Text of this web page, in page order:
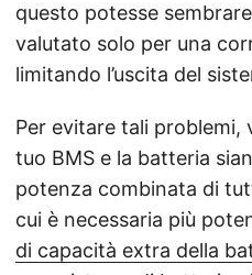
questo potesse
valutato solo per una
limitando l’uscita del
Per evitare tali problemi,
tuo BMS e la batteria
potenza combinata di
cui è necessaria più
di capacità extra della